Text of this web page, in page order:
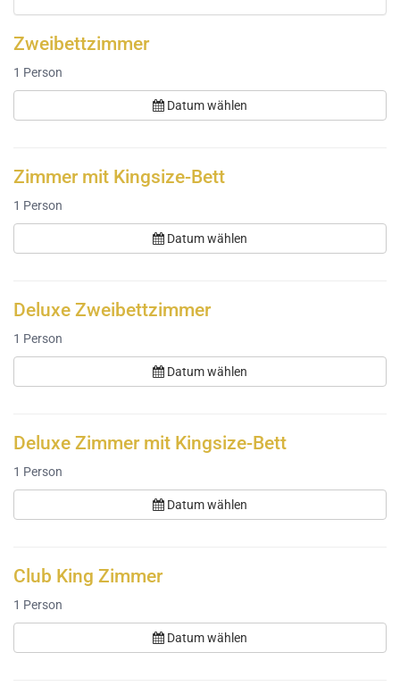
Zweibettzimmer
1 Person
Datum wählen
Zimmer mit Kingsize-Bett
1 Person
Datum wählen
Deluxe Zweibettzimmer
1 Person
Datum wählen
Deluxe Zimmer mit Kingsize-Bett
1 Person
Datum wählen
Club King Zimmer
1 Person
Datum wählen